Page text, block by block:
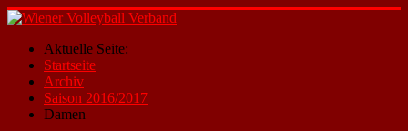
Aktuelle Seite:
Startseite
Archiv
Saison 2016/2017
Damen